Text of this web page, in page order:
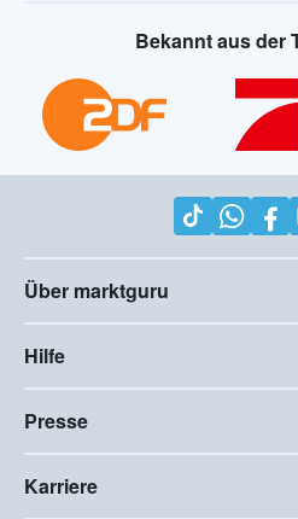
Bekannt aus der
Über marktguru
Hilfe
Presse
Karriere